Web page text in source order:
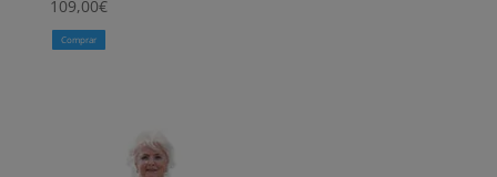
109,00€
Comprar